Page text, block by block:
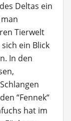
Deltas ein
Tierwelt
ein Blick
In den
“Fennek“
hat im